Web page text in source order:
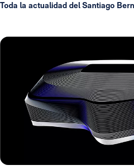
Toda la actualidad del Santiago